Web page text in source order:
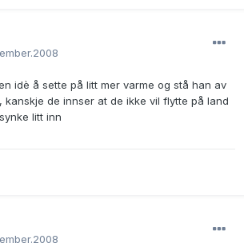
idè å sette på litt mer varme og stå han av
kanskje de innser at de ikke vil flytte på land
litt inn